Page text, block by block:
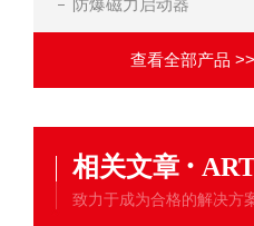
防爆磁力启动器
查看全部产品 >>
相关文章 ·
致力于成为合格的解决方